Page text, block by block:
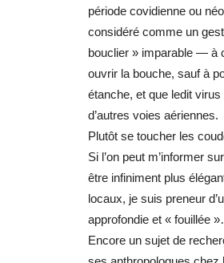
période covidienne ou
considéré comme un
bouclier » imparable — à
ouvrir la bouche, sauf à
étanche, et que ledit virus
d’autres voies aériennes.
Plutôt se toucher les
Si l’on peut m’informer
être infiniment plus
locaux, je suis preneur
approfondie et « fouillée
Encore un sujet de